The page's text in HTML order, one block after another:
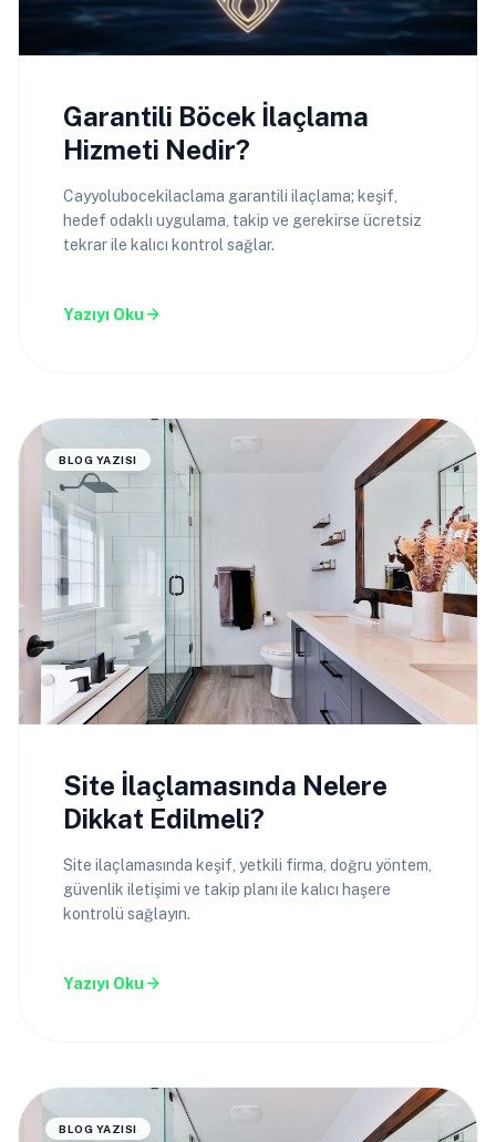
Garantili Böcek İlaçlama
Hizmeti Nedir?
Cayyolubocekilaclama garantili ilaçlama; keşif,
hedef odaklı uygulama, takip ve gerekirse ücretsiz
tekrar ile kalıcı kontrol sağlar.
Yazıyı Oku arrow_forward
BLOG YAZISI
Site İlaçlamasında Nelere
Dikkat Edilmeli?
Site ilaçlamasında keşif, yetkili firma, doğru yöntem,
güvenlik iletişimi ve takip planı ile kalıcı haşere
kontrolü sağlayın.
Yazıyı Oku arrow_forward
BLOG YAZISI